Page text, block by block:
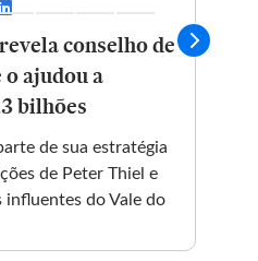
conselho de
ajudou a
bilhões
de sua estratégia
de Peter Thiel e
influentes do Vale do